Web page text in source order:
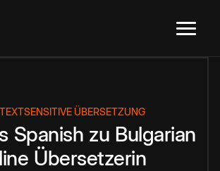
ÜBERSETZUNG
Spanish zu Bulgarian
Übersetzerin